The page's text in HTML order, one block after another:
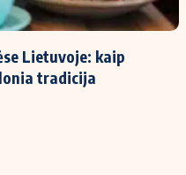
išmokos skaičiuoklė
Lietuvoje: kaip
tradicija